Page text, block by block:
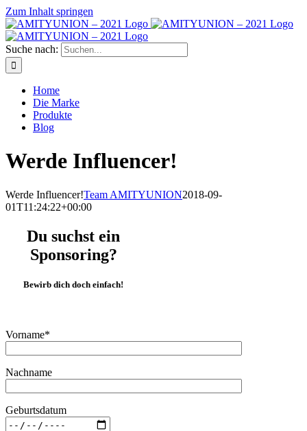
Zum Inhalt springen
Suche nach:
Home
Die Marke
Produkte
Blog
Werde Influencer!
Werde Influencer!Team AMITYUNION2018-09-
01T11:24:22+00:00
Du suchst ein
Sponsoring?
Bewirb dich doch einfach!
Vorname*
Nachname
Geburtsdatum